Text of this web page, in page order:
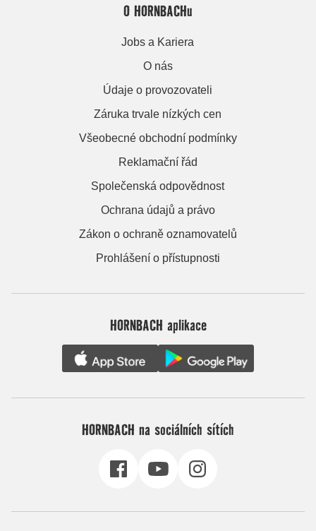
O HORNBACHu
Jobs a Kariera
O nás
Údaje o provozovateli
Záruka trvale nízkých cen
Všeobecné obchodní podmínky
Reklamační řád
Společenská odpovědnost
Ochrana údajů a právo
Zákon o ochraně oznamovatelů
Prohlášení o přístupnosti
HORNBACH aplikace
HORNBACH na sociálních sítích